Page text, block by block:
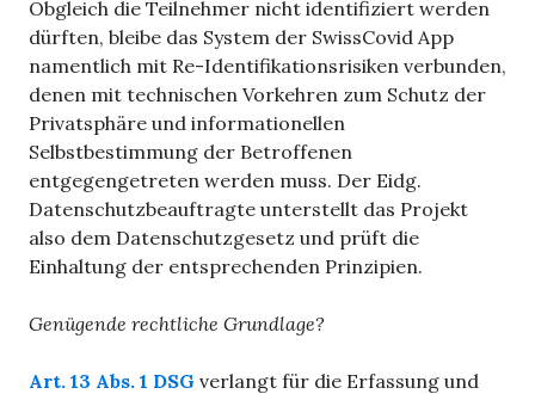
Obgleich die Teilnehmer nicht identifiziert werden
dürften, bleibe das System der SwissCovid App
namentlich mit Re-Identifikationsrisiken verbunden,
denen mit technischen Vorkehren zum Schutz der
Privatsphäre und informationellen
Selbstbestimmung der Betroffenen
entgegengetreten werden muss. Der Eidg.
Datenschutzbeauftragte unterstellt das Projekt
also dem Datenschutzgesetz und prüft die
Einhaltung der entsprechenden Prinzipien.
Genügende rechtliche Grundlage?
Art. 13 Abs. 1 DSG verlangt für die Erfassung und